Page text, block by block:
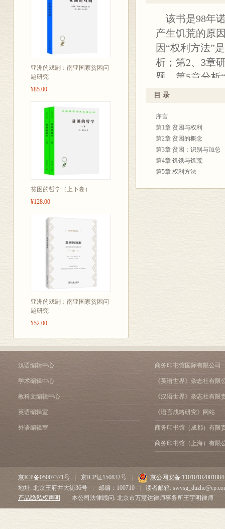
亚洲的戏剧：南亚国家贫困问
题研究
¥85.00
贫困的哲学（上下卷）
¥128.00
亚洲的戏剧：南亚国家贫困问
题研究
¥52.00
要的，贫困产生的原因
的，是一个还远远没有定
这本专著所关注的正是
基本方法，包括对“权利
核心。第2章和第3章研究
利方法”。随后几章分析
法”的总结，即在具体层
换权利失败”(failure of
到应用和已经提出的各种
本书原本是为国际劳工局
本书的完成比我原来的设
的有益讨论。朱迪思•海
给我提出了非常有启发性
是相当有实际意义的。
阿
该书是98年
产生饥荒的原
因“权利方法”
析；第2、3章
题，第5章分析
些案例；第10
目 录
序言
第1章 贫困与权利
第2章 贫困的概念
第3章 贫困：识别与加总
第4章 饥饿与饥荒
第5章 权利方法
汉语编辑中心
学术编辑中心
教科文编辑中心
英语编辑室
外语编辑室
商务印书馆国际有限公司
《英语世界》杂志社有限
《汉语世界》杂志社有限
《语言战略研究》网站
商务印书馆（成都）有限
商务印书馆（上海）有限
京ICP备05007371号 京ICP证150832号
京公网安备
地址: 北京王府井大街36号
邮编：100710
读者邮箱:
产品隐私权声明
本公司法律顾问: 北京市万慧达律师事务所王宇明律师